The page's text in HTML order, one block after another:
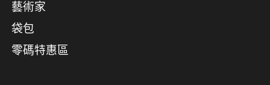
藝術家
袋包
零碼特惠區